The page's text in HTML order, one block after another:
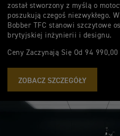
został stworzony z myślą o
poszukują czegoś niezwykłego.
Bobber TFC stanowi szczytowe
brytyjskiej inżynierii i designu.
Ceny Zaczynają Się Od 94 990,00
ZOBACZ SZCZEGÓŁY